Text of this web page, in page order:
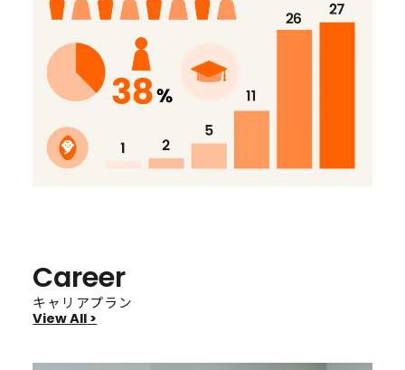
Career
キャリアプラン
View All